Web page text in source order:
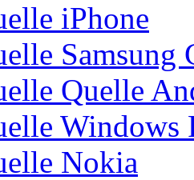
iPhone
Samsung
Quelle
Windows
Nokia